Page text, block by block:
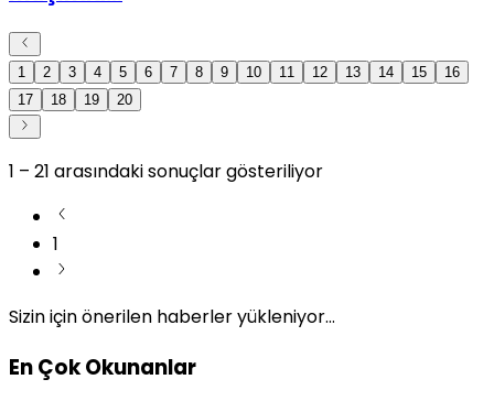
1 2 3 4 5 6 7 8 9 10 11 12 13 14 15
16
17
18 19 20
1 – 21 arasındaki sonuçlar gösteriliyor
1
Sizin için önerilen haberler yükleniyor...
En Çok Okunanlar